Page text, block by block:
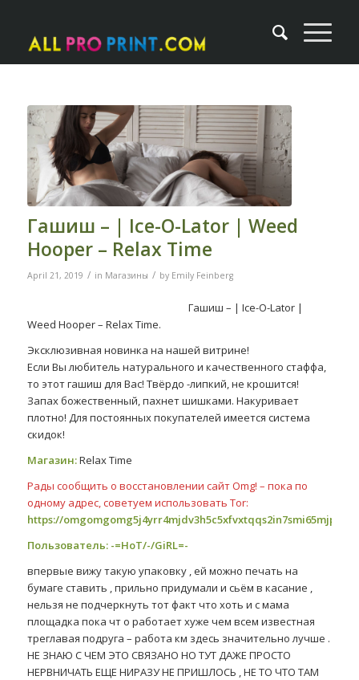
Гашиш – | Ice-O-Lator | Weed
Hooper – Relax Time
April 21, 2019 / in Магазины / by Emily Feinberg
Гашиш – | Ice-O-Lator |
Weed Hooper – Relax Time.
Эксклюзивная новинка на нашей витрине!
Если Вы любитель натурального и качественного стаффа,
то этот гашиш для Вас! Твёрдо -липкий, не крошится!
Запах божественный, пахнет шишками. Накуривает
плотно! Для постоянных покупателей имеется система
скидок!
Магазин:Relax Time
Рады сообщить о восстановлении сайт Omg! – пока по
одному адрес, советуем использовать Tor:
https://
Пользователь: -=HoT/-/GiRL=-
впервые вижу такую упаковку , ей можно печать на
бумаге ставить , прильно придумали и сьём в касание ,
нельзя не подчеркнуть тот факт что хоть и с мама
площадка пока чт о работает хуже чем всем известная
треглавая подруга – работа км здесь значительно лучше .
НЕ ЗНАЮ С ЧЕМ ЭТО СВЯЗАНО НО ТУТ ДАЖЕ ПРОСТО
НЕРВНИЧАТЬ ЕЩЕ НИРАЗУ НЕ ПРИШЛОСЬ , НЕ ТО ЧТО ТАМ